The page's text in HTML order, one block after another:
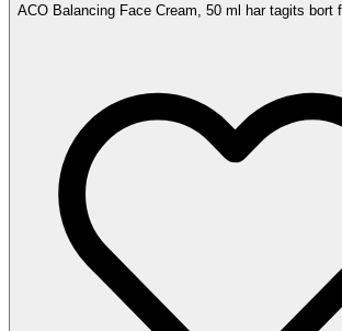
ACO Balancing Face Cream, 50 ml har tagits bort